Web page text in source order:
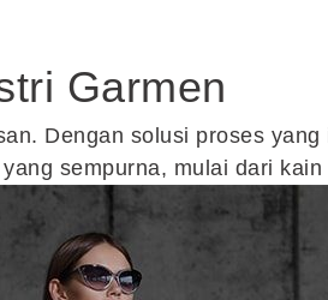
Garmen
Dengan solusi proses
sempurna, mulai dari